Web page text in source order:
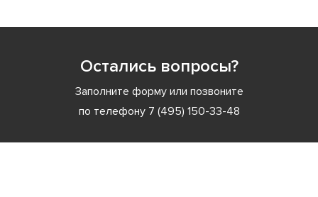
Остались вопросы?
Заполните форму или позвоните
по телефону 7 (495) 150-33-48